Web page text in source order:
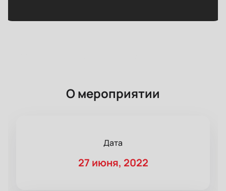
О мероприятии
Дата
27 июня, 2022